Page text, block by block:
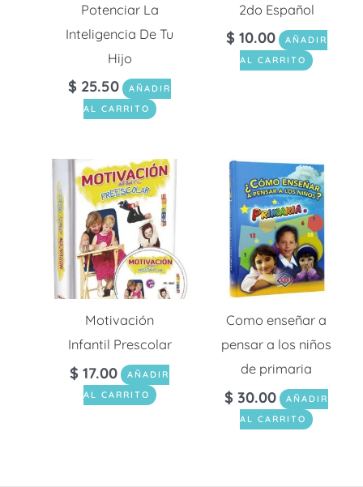
Potenciar La
Inteligencia De Tu
Hijo
$ 25.50
AÑADIR
AL CARRITO
2do Español
$ 10.00
AÑADIR
AL CARRITO
Motivación
Infantil Prescolar
$ 17.00
AÑADIR
AL CARRITO
Como enseñar a
pensar a los niños
de primaria
$ 30.00
AÑADIR
AL CARRITO